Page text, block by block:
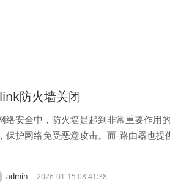
防火墙关闭
络安全中，防火墙是起到非常重要作用
保护网络免受恶意攻击。而-路由器也
admin 2026-01-15 08:41:38